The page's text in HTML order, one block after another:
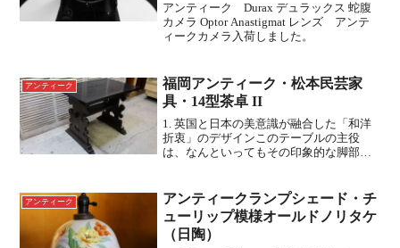
アンティーク Durax デュラックス 蛇腹
カメラ Optor Anastigmat レンズ アンテ
ィークカメラ入荷しました。
アンティーク
福岡アンティーク・松本民芸家
具・14型茶卓 II
1. 英国と日本の美意識が融合した「和洋
折衷」のデザインこのテーブルの主役
は、なんといってもその印象的な脚部で
る「スプラット（板状の背割り）」のデ
ザインをモチーフにし...
アンティーク
アンティークランプシェード・チ
ューリップ模様オールドノリタケ
（日陶）